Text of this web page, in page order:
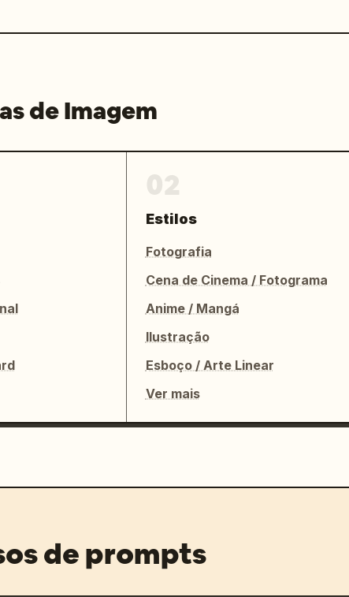
de Imagem
Estilos
Fotografia
Cena de Cinema / Fotograma
Anime / Mangá
Ilustração
Esboço / Arte Linear
Ver mais
de prompts